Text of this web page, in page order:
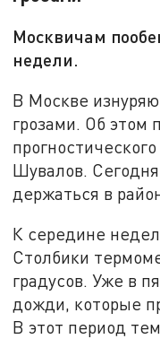
Москвичам
недели.
В Москве
грозами. Об этом
Шувалов.
держаться в
К середине
Столбики
градусов. Уже в
дожди, которые
В этот период